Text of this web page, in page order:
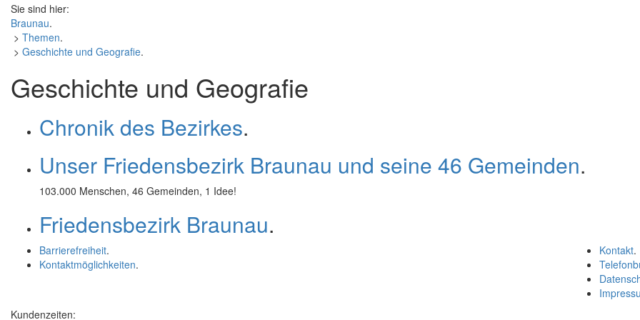
Sie sind hier:
Braunau.
> Themen.
> Geschichte und Geografie.
Geschichte und Geografie
Chronik des Bezirkes.
Unser Friedensbezirk Braunau und seine 46 Gemeinden.
103.000 Menschen, 46 Gemeinden, 1 Idee!
Friedensbezirk Braunau.
Kontakt.
Barrierefreiheit.
Kontaktmöglichkeiten.
Kundenzeiten: